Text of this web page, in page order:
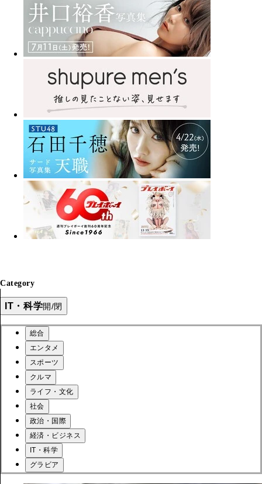
Category
IT・科学開/閉
総合
エンタメ
スポーツ
クルマ
ライフ・文化
社会
政治・国際
経済・ビジネス
IT・科学
グラビア